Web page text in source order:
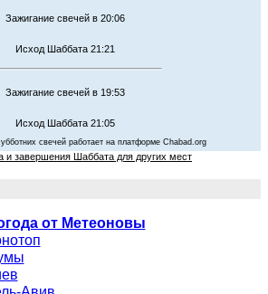
Зажигание свечей в 20:06
Исход Шаббата 21:21
Зажигание свечей в 19:53
Исход Шаббата 21:05
свечей работает на платформе Chabad.org
и завершения Шаббата для других мест
от Метеоновы